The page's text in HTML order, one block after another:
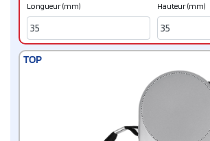
Longueur (mm) Hauteur (mm)
TOP